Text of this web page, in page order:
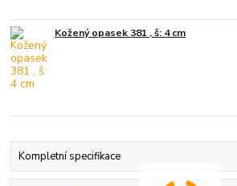
Kožený opasek 381 , š: 4 cm
Kompletní specifikace